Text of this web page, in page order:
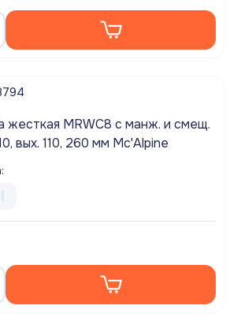
жесткая MRWC8 с манж. и смещ.
вых. 110, 260 мм Mc'Alpine